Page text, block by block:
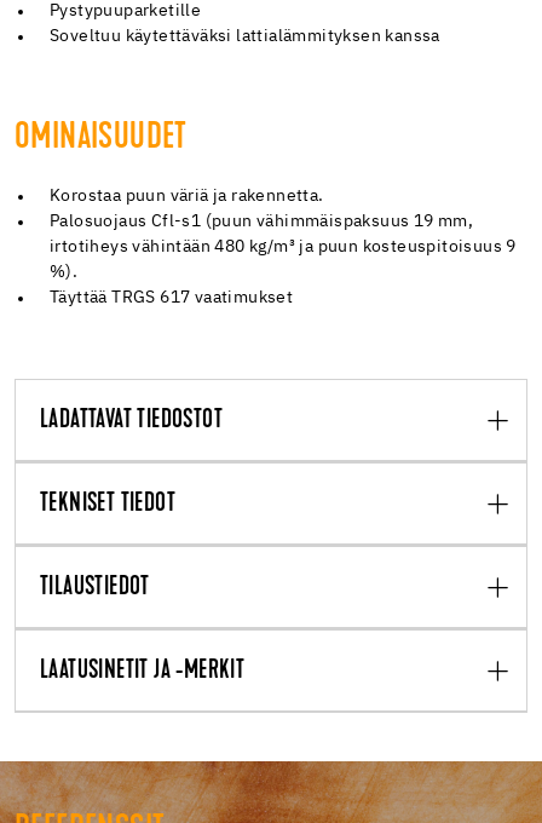
Pystypuuparketille
Soveltuu käytettäväksi lattialämmityksen kanssa
OMINAISUUDET
Korostaa puun väriä ja rakennetta.
Palosuojaus Cfl-s1 (puun vähimmäispaksuus 19 mm,
irtotiheys vähintään 480 kg/m³ ja puun kosteuspitoisuus 9
%).
Täyttää TRGS 617 vaatimukset
LADATTAVAT TIEDOSTOT
TEKNISET TIEDOT
TILAUSTIEDOT
LAATUSINETIT JA -MERKIT